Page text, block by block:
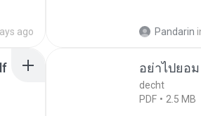
ago Pandarin
อย่าไปยอม
decht
PDF
2.5 MB